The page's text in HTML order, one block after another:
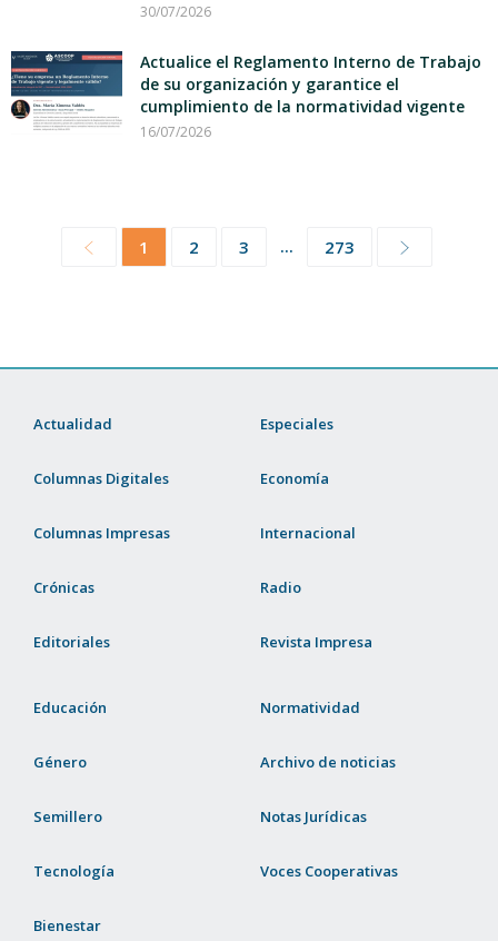
30/07/2026
Actualice el Reglamento Interno de Trabajo
de su organización y garantice el
cumplimiento de la normatividad vigente
16/07/2026
1 2 3 ... 273
Actualidad
Columnas Digitales
Columnas Impresas
Crónicas
Editoriales
Especiales
Economía
Internacional
Radio
Revista Impresa
Educación
Género
Semillero
Tecnología
Bienestar
Normatividad
Archivo de noticias
Notas Jurídicas
Voces Cooperativas